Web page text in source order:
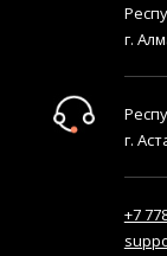
г.
г.
+7